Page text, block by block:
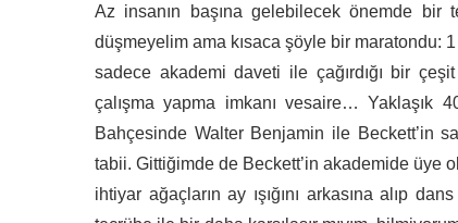
Az insanın başına gelebilecek önemde bir
düşmeyelim ama kısaca şöyle bir maratondu:
sadece akademi daveti ile çağırdığı bir
çalışma yapma imkanı vesaire… Yaklaşık
Bahçesinde Walter Benjamin ile Beckett’in
tabii. Gittiğimde de Beckett’in akademide üye
ihtiyar ağaçların ay ışığını arkasına alıp